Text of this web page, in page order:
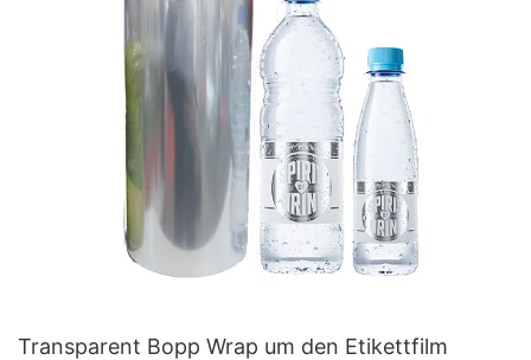
Transparent Bopp Wrap um den Etikettfilm